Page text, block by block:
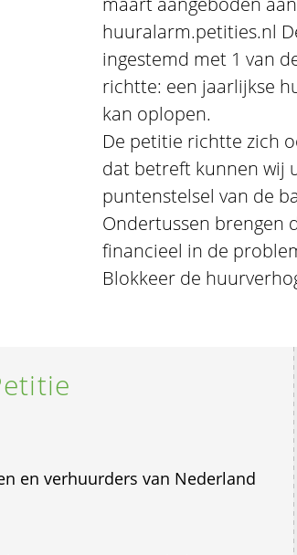
huuralarm.petities.nl
ingestemd met 1 van
richtte: een jaarlijkse
kan oplopen.
De petitie richtte zich
dat betreft kunnen wij
puntenstelsel van de
Ondertussen brengen
financieel in de
Blokkeer de
en verhuurders van Nederland